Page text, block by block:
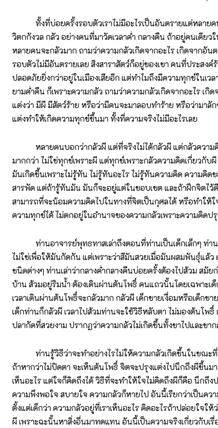
ทั้งที่บ่อยครั้งรอบตัวเราไม่มีอะไรเป็นอันตรายแต่หลายค
วิตกกังวล กลัว อย่างคนที่มาวัดเวลาค่ำ กลางคืน ถ้าอยู่คนเดียว
หลายคนจะกลัวมาก ถามว่าความกลัวเกิดจากอะไร เกิดจากอัน
รอบตัวไม่มีอันตรายเลย สิงสาราสัตว์ก็อยู่ของเขา คนที่ประสงค์
ปลอดภัยยิ่งกว่าอยู่ในเมืองเสียอีก แต่ทำไมถึงมีความทุกข์ในเว
ยามค่ำคืน ก็เพราะความกลัว ถามว่าความกลัวเกิดจากอะไร เกิ
แต่งว่า มีผี มีสัตว์ร้าย หรือว่ามีคนจะมาลอบทำร้าย หรือว่ามาลั
แต่งทำให้เกิดความทุกข์ขึ้นมา ทั้งที่ความจริงไม่มีอะไรเลย
หลายคนบอกว่ากลัวผี แต่ที่จริงไม่ได้กลัวผี แต่กลัวความ
มากกว่า ไม่ใช่ทุกข์เพราะผี แต่ทุกข์เพราะกลัวความคิดเกี่ยวกับ
มันเกิดขึ้นเพราะไม่รู้ทัน ไม่รู้ทันอะไร ไม่รู้ทันความคิด ความคิดข
สารพัด แต่ถ้ารู้ทันมัน มันก็จะอยู่แต่ในขอบเขต และถ้าฝึกจิตไว้
สามารถที่จะน้อมความคิดไปในทางที่จิตเป็นกุศลได้ หรือทำให้
ความทุกข์ได้ ไม่ตกอยู่ในอำนาจของความกลัวเพราะความคิดป
ท่านอาจารย์พุทธทาสเล่าถึงตอนที่ท่านเป็นเด็กเล็กๆ ท่าน
ไม่ใช่เพื่อให้มันกัดกัน แต่เพราะว่าสีมันสวยเมื่อมันผสมพันธุ์แล้ว
ชนิดต่างๆ ท่านเล่าว่ากลางค่ำกลางคืนบ่อยครั้งต้องไปส้วม สมั
บ้าน ส้วมอยู่ริมน้ำ ต้องเดินผ่านต้นโพธิ์ คนแถวนั้นโดยเฉพาะเ
เวลาเดินผ่านต้นโพธิ์จะกลัวมาก กลัวผี เด็กชายเงื่อมหรือเด็กช
เด็กท่านก็กลัวผี เวลาไปส้วมท่านจะใช้วิธีหลับตา ไม่มองต้นโพ
ปลากัดที่สวยงาม ปรากฏว่าความกลัวไม่เกิดขึ้นทั้งขาไปและขา
ท่านรู้วิธีว่าจะทำอย่างไรไม่ให้ความกลัวเกิดขึ้นในขณะที่
ถ้าหากว่าไม่ปิดตา จะเห็นต้นโพธิ์ จิตจะปรุงแต่งไปนึกถึงผีขึ้นม
เห็นอะไร แต่ใจก็คิดถึงได้ วิธีที่จะทำให้ใจไม่คิดถึงผีก็คือ นึกถึง
ความพึงพอใจ สบายใจ ความกลัวก็หายไป อันนี้เรียกว่าเป็นคว
ตั้งแต่เด็กว่า ความกลัวอยู่ที่เราเห็นอะไร คิดอะไรถ้าปล่อยใจให้
ผี เพราะฉะนั้นหาสิ่งอื่นมาทดแทน อันนี้เป็นความจริงเกี่ยวกับเรื่